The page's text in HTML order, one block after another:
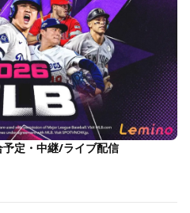
定・中継/ライブ配信